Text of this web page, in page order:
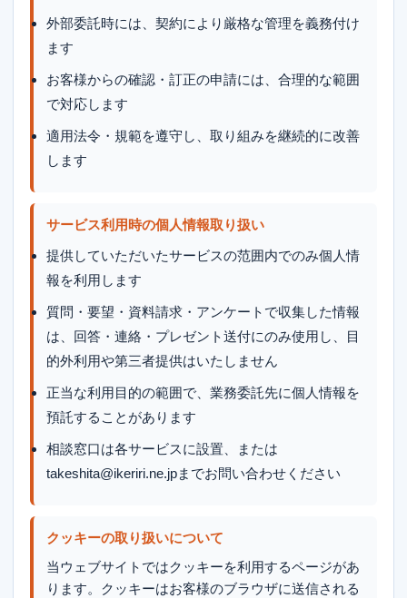
外部委託時には、契約により厳格な管理を義務付け
ます
お客様からの確認・訂正の申請には、合理的な範囲
で対応します
適用法令・規範を遵守し、取り組みを継続的に改善
します
サービス利用時の個人情報取り扱い
提供していただいたサービスの范囲内でのみ個人情
報を利用します
質問・要望・資料請求・アンケートで収集した情報
は、回答・連絡・プレゼント送付にのみ使用し、目
的外利用や第三者提供はいたしません
正当な利用目的の範囲で、業務委託先に個人情報を
預託することがあります
相談窓口は各サービスに設置、または
takeshita@ikeriri.ne.jpまでお問い合わせください
クッキーの取り扱いについて
当ウェブサイトではクッキーを利用するページがあ
ります。クッキーはお客様のブラウザに送信される